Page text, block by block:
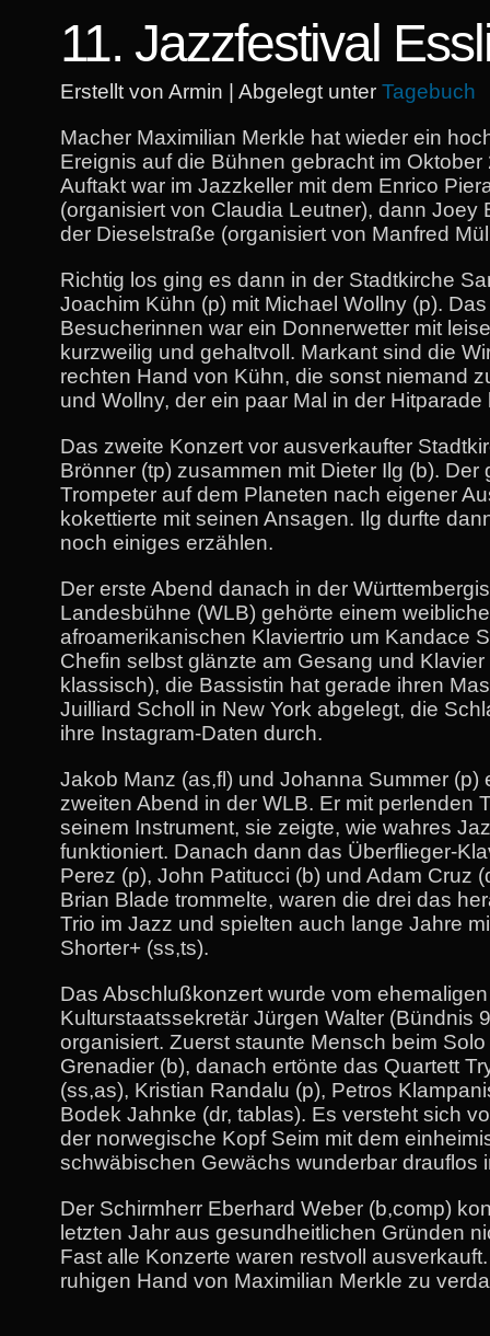
11. Jazzfestival
Erstellt von Armin | Abgelegt unter Tagebuch
Macher Maximilian Merkle hat wieder ein
Ereignis auf die Bühnen gebracht im Oktober
Auftakt war im Jazzkeller mit dem Enrico
(organisiert von Claudia Leutner), dann Joey
der Dieselstraße (organisiert von Manfred
Richtig los ging es dann in der Stadtkirche
Joachim Kühn (p) mit Michael Wollny (p).
Besucherinnen war ein Donnerwetter mit
kurzweilig und gehaltvoll. Markant sind die
rechten Hand von Kühn, die sonst niemand
und Wollny, der ein paar Mal in der Hitparade
Das zweite Konzert vor ausverkaufter
Brönner (tp) zusammen mit Dieter Ilg (b). Der
Trompeter auf dem Planeten nach eigener
kokettierte mit seinen Ansagen. Ilg durfte
noch einiges erzählen.
Der erste Abend danach in der
Landesbühne (WLB) gehörte einem
afroamerikanischen Klaviertrio um Kandace
Chefin selbst glänzte am Gesang und Klavier
klassisch), die Bassistin hat gerade ihren
Juilliard Scholl in New York abgelegt, die
ihre Instagram-Daten durch.
Jakob Manz (as,fl) und Johanna Summer (p)
zweiten Abend in der WLB. Er mit perlenden
seinem Instrument, sie zeigte, wie wahres
funktioniert. Danach dann das Überflieger-
Perez (p), John Patitucci (b) und Adam Cruz
Brian Blade trommelte, waren die drei das
Trio im Jazz und spielten auch lange Jahre
Shorter+ (ss,ts).
Das Abschlußkonzert wurde vom ehemaligen
Kulturstaatssekretär Jürgen Walter (Bündnis
organisiert. Zuerst staunte Mensch beim
Grenadier (b), danach ertönte das Quartett
(ss,as), Kristian Randalu (p), Petros
Bodek Jahnke (dr, tablas). Es versteht sich
der norwegische Kopf Seim mit dem
schwäbischen Gewächs wunderbar drauflos
Der Schirmherr Eberhard Weber (b,comp)
letzten Jahr aus gesundheitlichen Gründen
Fast alle Konzerte waren restvoll
ruhigen Hand von Maximilian Merkle zu